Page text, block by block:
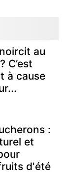
au
C’est
à cause
:
et
d'été